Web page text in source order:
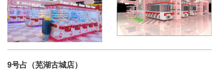
9号占（芜湖古城店）